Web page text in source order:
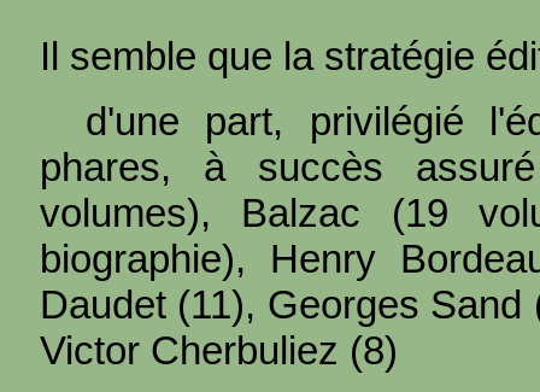
Il semble que la stratégie
d'une part, privilégié
phares, à succès
volumes), Balzac (19
biographie), Henry
Daudet (11), Georges
Victor Cherbuliez (8)